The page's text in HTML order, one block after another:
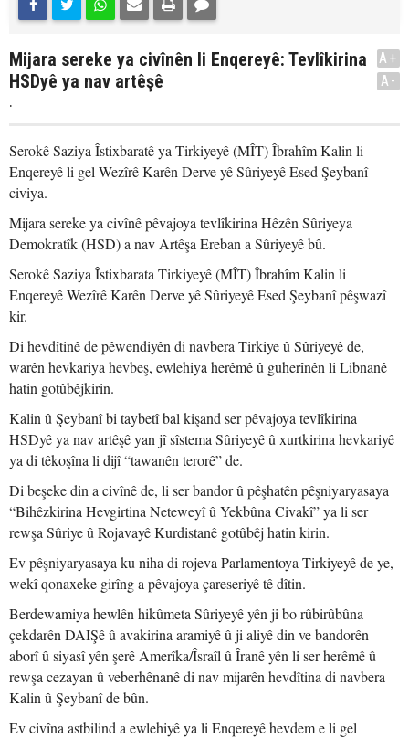
Mijara sereke ya civînên li Enqereyê: Tevlîkirina
HSDyê ya nav artêşê
.
A+
A-
Serokê Saziya Îstixbaratê ya Tirkiyeyê (MÎT) Îbrahîm Kalin li
Enqereyê li gel Wezîrê Karên Derve yê Sûriyeyê Esed Şeybanî
civiya.
Mijara sereke ya civînê pêvajoya tevlîkirina Hêzên Sûriyeya
Demokratîk (HSD) a nav Artêşa Ereban a Sûriyeyê bû.
Serokê Saziya Îstixbarata Tirkiyeyê (MÎT) Îbrahîm Kalin li
Enqereyê Wezîrê Karên Derve yê Sûriyeyê Esed Şeybanî pêşwazî
kir.
Di hevdîtinê de pêwendiyên di navbera Tirkiye û Sûriyeyê de,
warên hevkariya hevbeş, ewlehiya herêmê û guherînên li Libnanê
hatin gotûbêjkirin.
Kalin û Şeybanî bi taybetî bal kişand ser pêvajoya tevlîkirina
HSDyê ya nav artêşê yan jî sîstema Sûriyeyê û xurtkirina hevkariyê
ya di têkoşîna li dijî “tawanên terorê” de.
Di beşeke din a civînê de, li ser bandor û pêşhatên pêşniyaryasaya
“Bihêzkirina Hevgirtina Neteweyî û Yekbûna Civakî” ya li ser
rewşa Sûriye û Rojavayê Kurdistanê gotûbêj hatin kirin.
Ev pêşniyaryasaya ku niha di rojeva Parlamentoya Tirkiyeyê de ye,
wekî qonaxeke girîng a pêvajoya çareseriyê tê dîtin.
Berdewamiya hewlên hikûmeta Sûriyeyê yên ji bo rûbirûbûna
çekdarên DAIŞê û avakirina aramiyê û ji aliyê din ve bandorên
aborî û siyasî yên şerê Amerîka/Îsraîl û Îranê yên li ser herêmê û
rewşa cezayan û veberhênanê di nav mijarên hevdîtina di navbera
Kalin û Şeybanî de bûn.
Ev civîna astbilind a ewlehiyê ya li Enqereyê hevdem e li gel